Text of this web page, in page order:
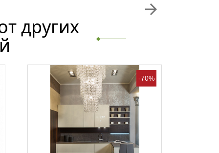
arrow_forward
других
-70%